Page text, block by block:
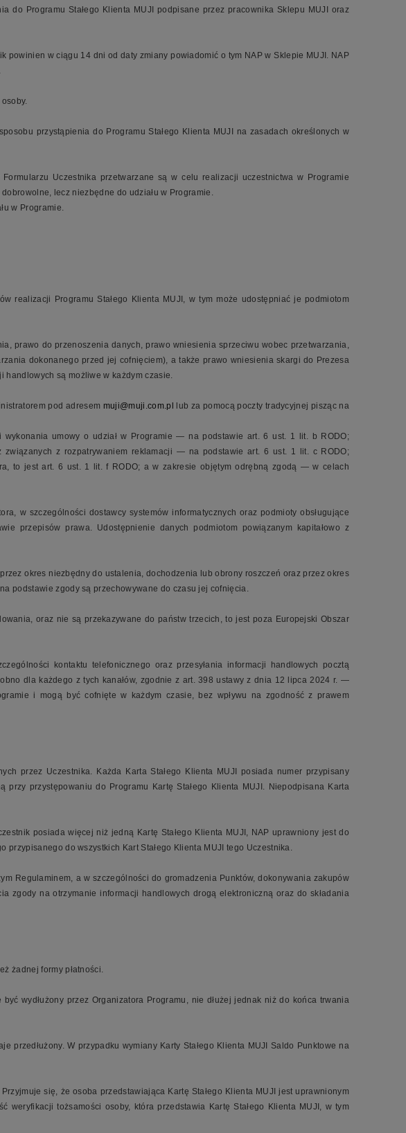
do Programu Stałego Klienta MUJI podpisane przez pracownika Sklepu MUJI oraz
w ciągu 14 dni od daty zmiany powiadomić o tym NAP w Sklepie MUJI. NAP
przystąpienia do Programu Stałego Klienta MUJI na zasadach określonych w
Uczestnika przetwarzane są w celu realizacji uczestnictwa w Programie
lecz niezbędne do udziału w Programie.
w Programie.
realizacji Programu Stałego Klienta MUJI, w tym może udostępniać je podmiotom
prawo do przenoszenia danych, prawo wniesienia sprzeciwu wobec przetwarzania,
dokonanego przed jej cofnięciem), a także prawo wniesienia skargi do Prezesa
handlowych są możliwe w każdym czasie.
pod adresem muji@muji.com.pl
lub za pomocą poczty tradycyjnej pisząc na
umowy o udział w Programie — na podstawie art. 6 ust. 1 lit. b RODO;
związanych z rozpatrywaniem reklamacji — na podstawie art. 6 ust. 1 lit. c RODO;
to jest art. 6 ust. 1 lit. f RODO; a w zakresie objętym odrębną zgodą — w celach
w szczególności dostawcy systemów informatycznych oraz podmioty obsługujące
przepisów prawa. Udostępnienie danych podmiotom powiązanym kapitałowo z
okres niezbędny do ustalenia, dochodzenia lub obrony roszczeń oraz przez okres
podstawie zgody są przechowywane do czasu jej cofnięcia.
oraz nie są przekazywane do państw trzecich, to jest poza Europejski Obszar
kontaktu telefonicznego oraz przesyłania informacji handlowych pocztą
dla każdego z tych kanałów, zgodnie z art. 398 ustawy z dnia 12 lipca 2024 r. —
i mogą być cofnięte w każdym czasie, bez wpływu na zgodność z prawem
przez Uczestnika. Każda Karta Stałego Klienta MUJI posiada numer przypisany
przy przystępowaniu do Programu Kartę Stałego Klienta MUJI. Niepodpisana Karta
posiada więcej niż jedną Kartę Stałego Klienta MUJI, NAP uprawniony jest do
do wszystkich Kart Stałego Klienta MUJI tego Uczestnika.
Regulaminem, a w szczególności do gromadzenia Punktów, dokonywania zakupów
zgody na otrzymanie informacji handlowych drogą elektroniczną oraz do składania
żadnej formy płatności.
wydłużony przez Organizatora Programu, nie dłużej jednak niż do końca trwania
przedłużony. W przypadku wymiany Karty Stałego Klienta MUJI Saldo Punktowe na
się, że osoba przedstawiająca Kartę Stałego Klienta MUJI jest uprawnionym
weryfikacji tożsamości osoby, która przedstawia Kartę Stałego Klienta MUJI, w tym